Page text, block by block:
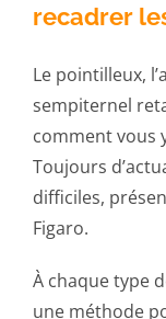
recadrer
Le pointilleux,
sempiternel
comment vous
Toujours
difficiles,
Figaro.
À chaque type
une méthode